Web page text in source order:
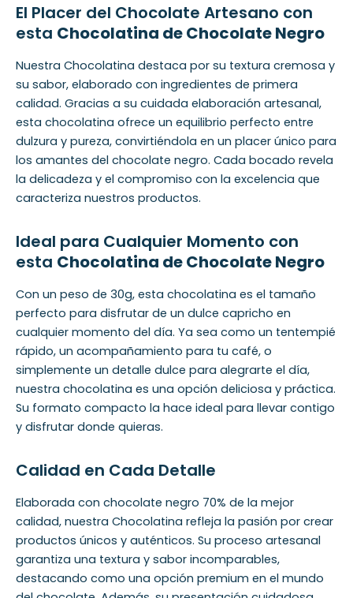
El Placer del Chocolate Artesano con
esta Chocolatina de Chocolate Negro
Nuestra Chocolatina destaca por su textura cremosa y
su sabor, elaborado con ingredientes de primera
calidad. Gracias a su cuidada elaboración artesanal,
esta chocolatina ofrece un equilibrio perfecto entre
dulzura y pureza, convirtiéndola en un placer único para
los amantes del chocolate negro. Cada bocado revela
la delicadeza y el compromiso con la excelencia que
caracteriza nuestros productos.
Ideal para Cualquier Momento con
esta Chocolatina de Chocolate Negro
Con un peso de 30g, esta chocolatina es el tamaño
perfecto para disfrutar de un dulce capricho en
cualquier momento del día. Ya sea como un tentempié
rápido, un acompañamiento para tu café, o
simplemente un detalle dulce para alegrarte el día,
nuestra chocolatina es una opción deliciosa y práctica.
Su formato compacto la hace ideal para llevar contigo
y disfrutar donde quieras.
Calidad en Cada Detalle
Elaborada con chocolate negro 70% de la mejor
calidad, nuestra Chocolatina refleja la pasión por crear
productos únicos y auténticos. Su proceso artesanal
garantiza una textura y sabor incomparables,
destacando como una opción premium en el mundo